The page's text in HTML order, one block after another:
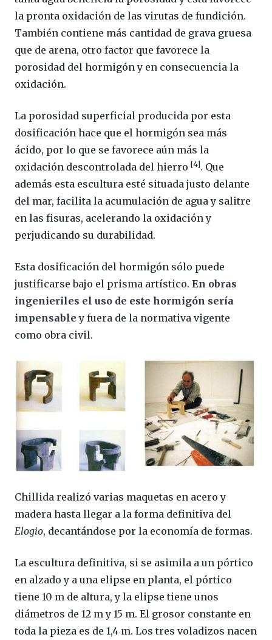
la pronta oxidación de las virutas de fundición.
También contiene más cantidad de grava gruesa
que de arena, otro factor que favorece la
porosidad del hormigón y en consecuencia la
oxidación.
La porosidad superficial producida por esta
dosificación hace que el hormigón sea más
ácido, por lo que se favorece aún más la
oxidación descontrolada del hierro [4]. Que
además esta escultura esté situada justo delante
del mar, facilita la acumulación de agua y salitre
en las fisuras, acelerando la oxidación y
perjudicando su durabilidad.
Esta dosificación del hormigón sólo puede
justificarse bajo el prisma artístico. En obras
ingenieriles el uso de este hormigón sería
impensable y fuera de la normativa vigente
como obra civil.
Chillida realizó varias maquetas en acero y
madera hasta llegar a la forma definitiva del
Elogio, decantándose por la economía de formas.
La escultura definitiva, si se asimila a un pórtico
en alzado y a una elipse en planta, el pórtico
tiene 10 m de altura, y la elipse tiene unos
diámetros de 12 m y 15 m. El grosor constante en
toda la pieza es de 1,4 m. Los tres voladizos nacen